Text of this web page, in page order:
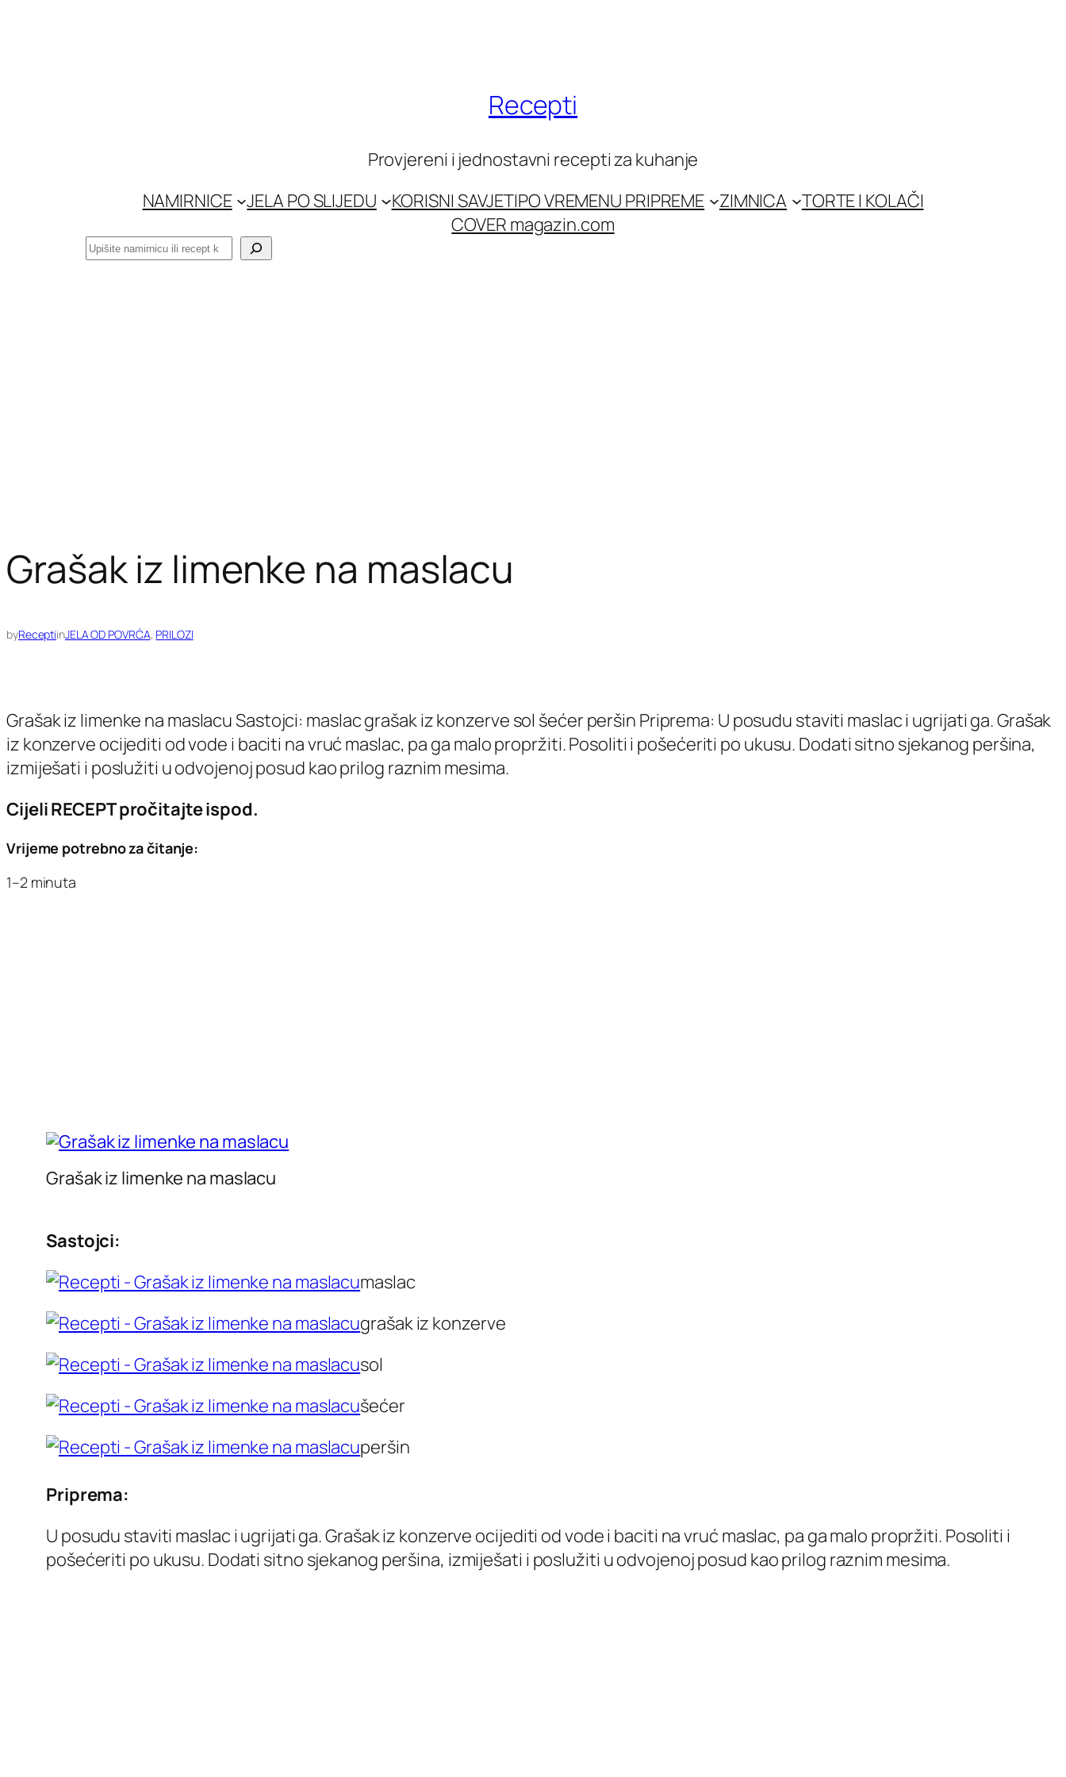
Recepti
Provjereni i jednostavni recepti za kuhanje
NAMIRNICE
JELA PO SLIJEDU KORISNI SAVJETIPO VREMENU PRIPREME ZIMNICA
TORTE I KOLAČI
COVER magazin.com
Pretraga
Grašak iz limenke na maslacu
byReceptiinJELA OD POVRĆA, PRILOZI
Grašak iz limenke na maslacu Sastojci: maslac grašak iz konzerve sol šećer peršin Priprema: U posudu staviti maslac i ugrijati ga. Grašak
iz konzerve ocijediti od vode i baciti na vruć maslac, pa ga malo propržiti. Posoliti i pošećeriti po ukusu. Dodati sitno sjekanog peršina,
izmiješati i poslužiti u odvojenoj posud kao prilog raznim mesima.
Cijeli RECEPT pročitajte ispod.
Vrijeme potrebno za čitanje:
1–2 minuta
Grašak iz limenke na maslacu
Sastojci:
maslac
grašak iz konzerve
sol
šećer
peršin
Priprema:
U posudu staviti maslac i ugrijati ga. Grašak iz konzerve ocijediti od vode i baciti na vruć maslac, pa ga malo propržiti. Posoliti i
pošećeriti po ukusu. Dodati sitno sjekanog peršina, izmiješati i poslužiti u odvojenoj posud kao prilog raznim mesima.